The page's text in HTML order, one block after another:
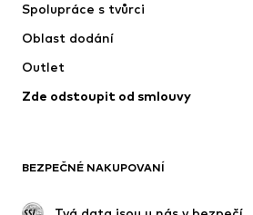
Spolupráce s tvůrci
Oblast dodání
Outlet
Zde odstoupit od smlouvy
BEZPEČNÉ NAKUPOVANÍ